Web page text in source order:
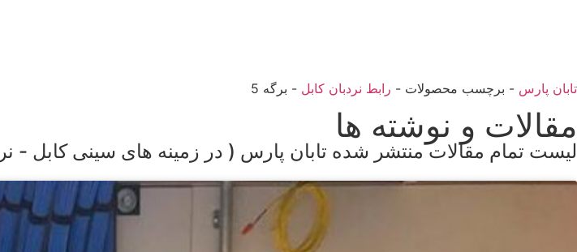
تابان پارس - برچسب محصولات - رابط نردبان کابل - برگه 5
مقالات و نوشته ها
لیست تمام مقالات منتشر شده تابان پارس ( در زمینه های سینی کابل -